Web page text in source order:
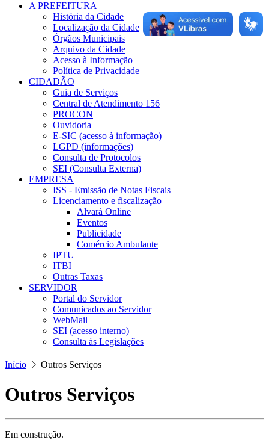
A PREFEITURA
História da Cidade
Localização da Cidade
Órgãos Municipais
Arquivo da Cidade
Acesso à Informação
Política de Privacidade
CIDADÃO
Guia de Serviços
Central de Atendimento 156
PROCON
Ouvidoria
E-SIC (acesso à informação)
LGPD (informações)
Consulta de Protocolos
SEI (Consulta Externa)
EMPRESA
ISS - Emissão de Notas Fiscais
Licenciamento e fiscalização
Alvará Online
Eventos
Publicidade
Comércio Ambulante
IPTU
ITBI
Outras Taxas
SERVIDOR
Portal do Servidor
Comunicados ao Servidor
WebMail
SEI (acesso interno)
Consulta às Legislações
Início Outros Serviços
Outros Serviços
Em construção.